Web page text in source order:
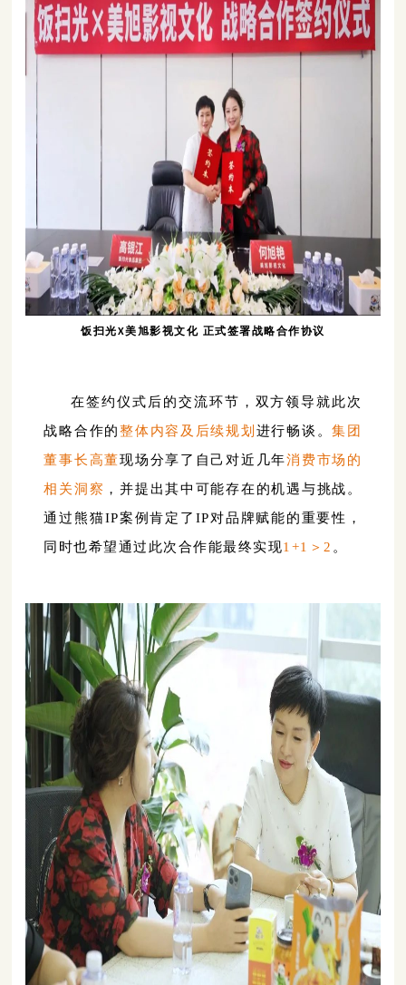
饭扫光X美旭影视文化 正式签署战略合作协议
在签约仪式后的交流环节 ，双方领导就此次
战略合作的整体内容及后续规划 进行畅谈。集团
董事长高董现场分享了自己对近几年消费市场的
相关洞察 ，并提出其中可能存在的机遇与挑战。
通过熊猫IP案例肯定了IP对品牌赋能的重要性，
同时也希望通过此次合作能最终实现1+1＞ 2 。